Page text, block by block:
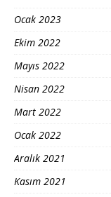
Ocak 2023
Ekim 2022
Mayıs 2022
Nisan 2022
Mart 2022
Ocak 2022
Aralık 2021
Kasım 2021